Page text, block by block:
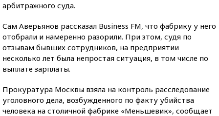
арбитражного суда.
Сам Аверьянов рассказал Business FM, что фабрику у него
отобрали и намеренно разорили. При этом, судя по
отзывам бывших сотрудников, на предприятии
несколько лет была непростая ситуация, в том числе по
выплате зарплаты.
Прокуратура Москвы взяла на контроль расследование
уголовного дела, возбужденного по факту убийства
человека на столичной фабрике «Меньшевик», сообщает